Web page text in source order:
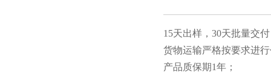
15天出样，30天批量交付
货物运输严格按要求进行包
产品质保期1年；